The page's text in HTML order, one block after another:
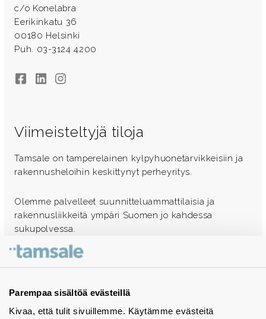
Parempaa sisältöä evästeillä
Kivaa, että tulit sivuillemme. Käytämme evästeitä
c/o Konelabra
Eerikinkatu 36
00180 Helsinki
Puh. 03-3124 4200
FacebookLinkedInInstagram
Viimeisteltyjä tiloja
Tamsale on tamperelainen kylpyhuonetarvikkeisiin ja
rakennusheloihin keskittynyt perheyritys.
Olemme palvelleet suunnitteluammattilaisia ja
rakennusliikkeitä ympäri Suomen jo kahdessa
sukupolvessa.
Ota yhteyttä - autamme mielellämme
Tuotekuvastot
Instagram